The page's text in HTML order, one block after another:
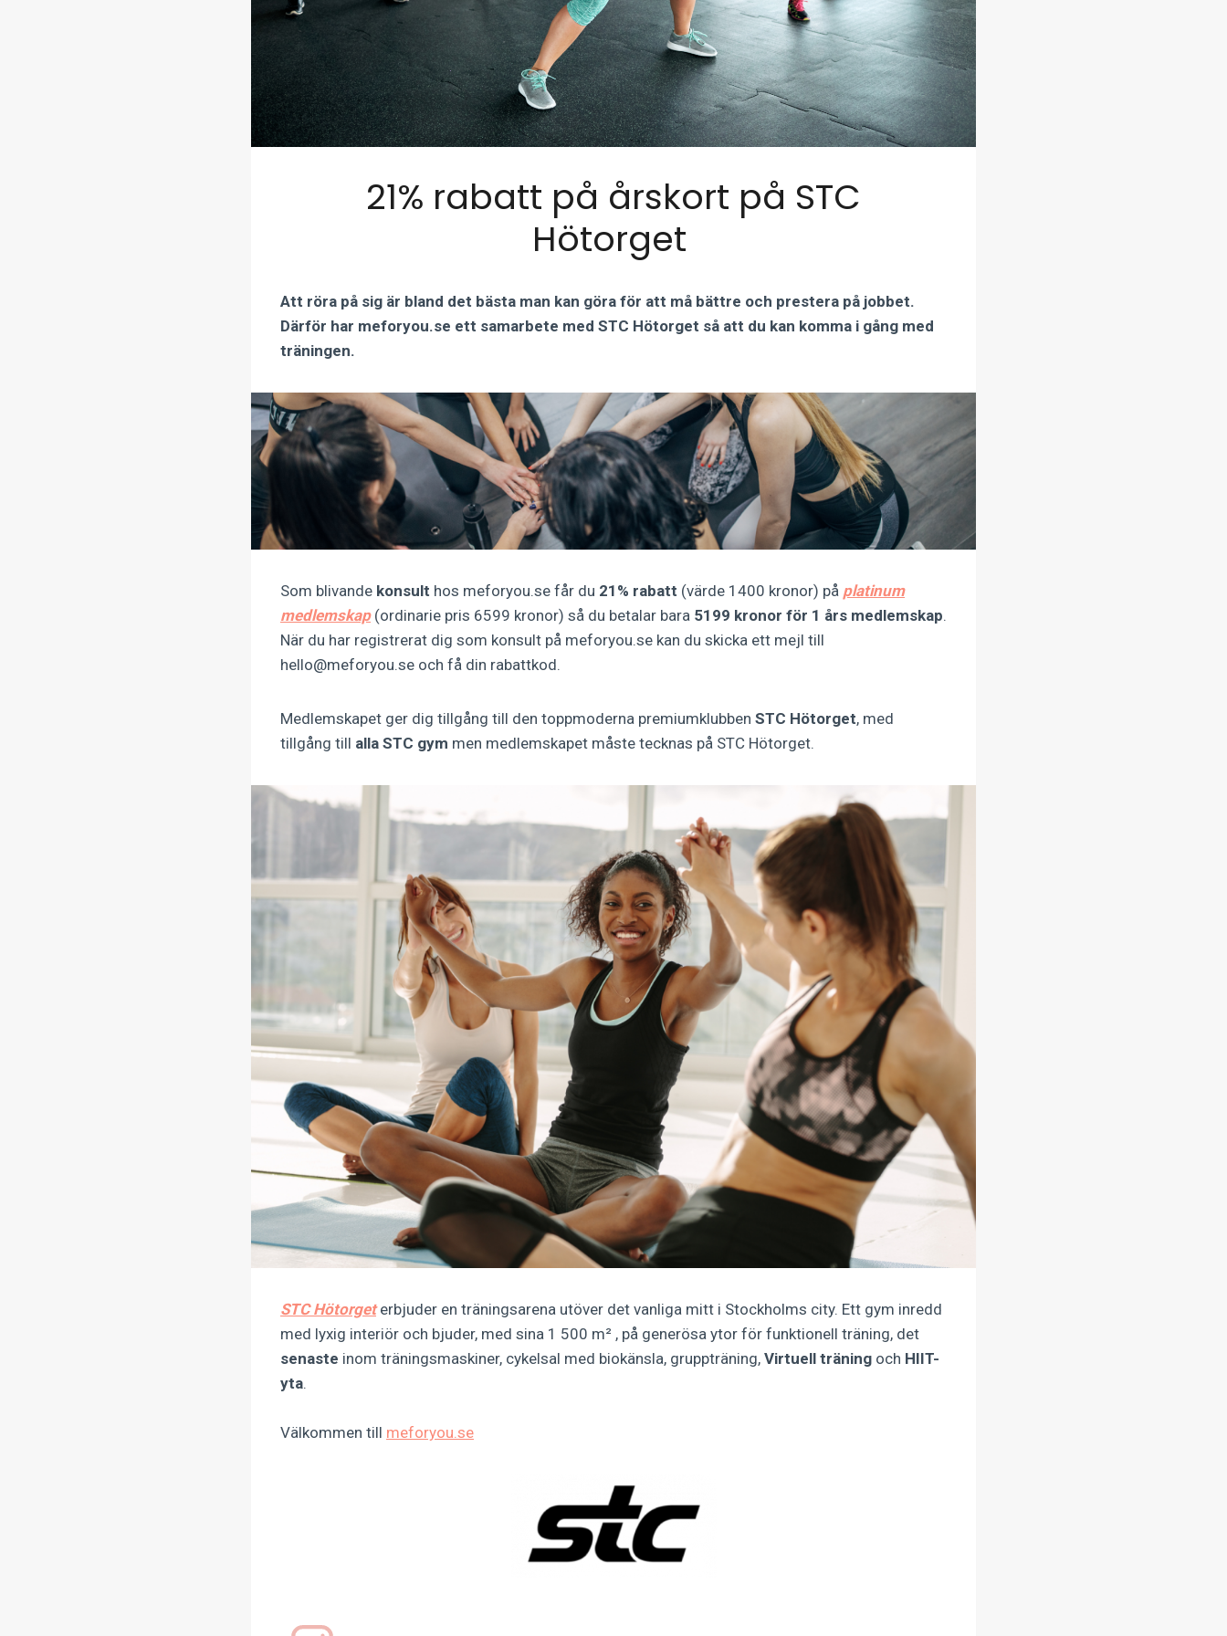
21% rabatt på årskort på STC
Hötorget
Att röra på sig är bland det bästa man kan göra för att må bättre och prestera på jobbet.
Därför har meforyou.se ett samarbete med STC Hötorget så att du kan komma i gång med
träningen.
Som blivande konsult hos meforyou.se får du 21% rabatt (värde 1400 kronor) på platinum
medlemskap(ordinarie pris 6599 kronor) så du betalar bara 5199 kronor för 1 års medlemskap.
När du har registrerat dig som konsult på meforyou.se kan du skicka ett mejl till
hello@meforyou.se och få din rabattkod.
Medlemskapet ger dig tillgång till den toppmoderna premiumklubben STC Hötorget, med
tillgång till alla STC gym men medlemskapet måste tecknas på STC Hötorget.
STC Hötorget erbjuder en träningsarena utöver det vanliga mitt i Stockholms city. Ett gym inredd
med lyxig interiör och bjuder, med sina 1 500 m² , på generösa ytor för funktionell träning, det
senaste inom träningsmaskiner, cykelsal med biokänsla, gruppträning, Virtuell träning och HIIT-
yta.
Välkommen till meforyou.se